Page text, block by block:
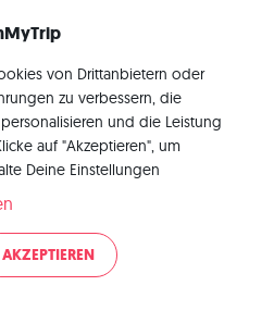
Alle Gruppenreisen
Vergangene Gruppenreisen
Alle Kategorien
von Drittanbietern oder
zu verbessern, die
und die Leistung
auf "Akzeptieren", um
Deine Einstellungen
AKZEPTIEREN